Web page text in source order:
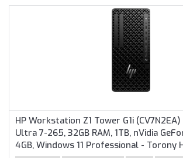
HP Workstation Z1 Tower G1i
Ultra 7-265, 32GB RAM, 1TB, nVidia
4GB, Windows 11 Professional - Torony